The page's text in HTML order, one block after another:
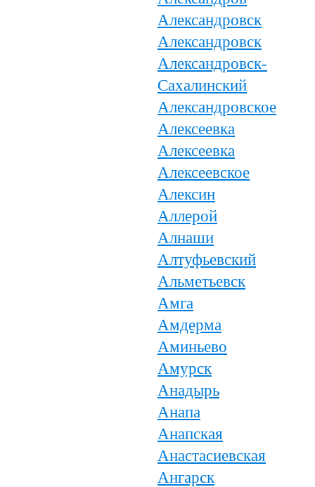
Александровск
Александровск
Александровск-
Сахалинский
Александровское
Алексеевка
Алексеевка
Алексеевское
Алексин
Аллерой
Алнаши
Алтуфьевский
Альметьевск
Амга
Амдерма
Аминьево
Амурск
Анадырь
Анапа
Анапская
Анастасиевская
Ангарск